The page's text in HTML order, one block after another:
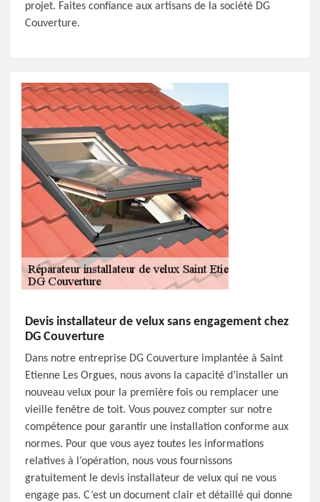
projet. Faites confiance aux artisans de la société DG
Couverture.
Devis installateur de velux sans engagement chez
DG Couverture
Dans notre entreprise DG Couverture implantée à Saint
Etienne Les Orgues, nous avons la capacité d’installer un
nouveau velux pour la première fois ou remplacer une
vieille fenêtre de toit. Vous pouvez compter sur notre
compétence pour garantir une installation conforme aux
normes. Pour que vous ayez toutes les informations
relatives à l’opération, nous vous fournissons
gratuitement le devis installateur de velux qui ne vous
engage pas. C’est un document clair et détaillé qui donne